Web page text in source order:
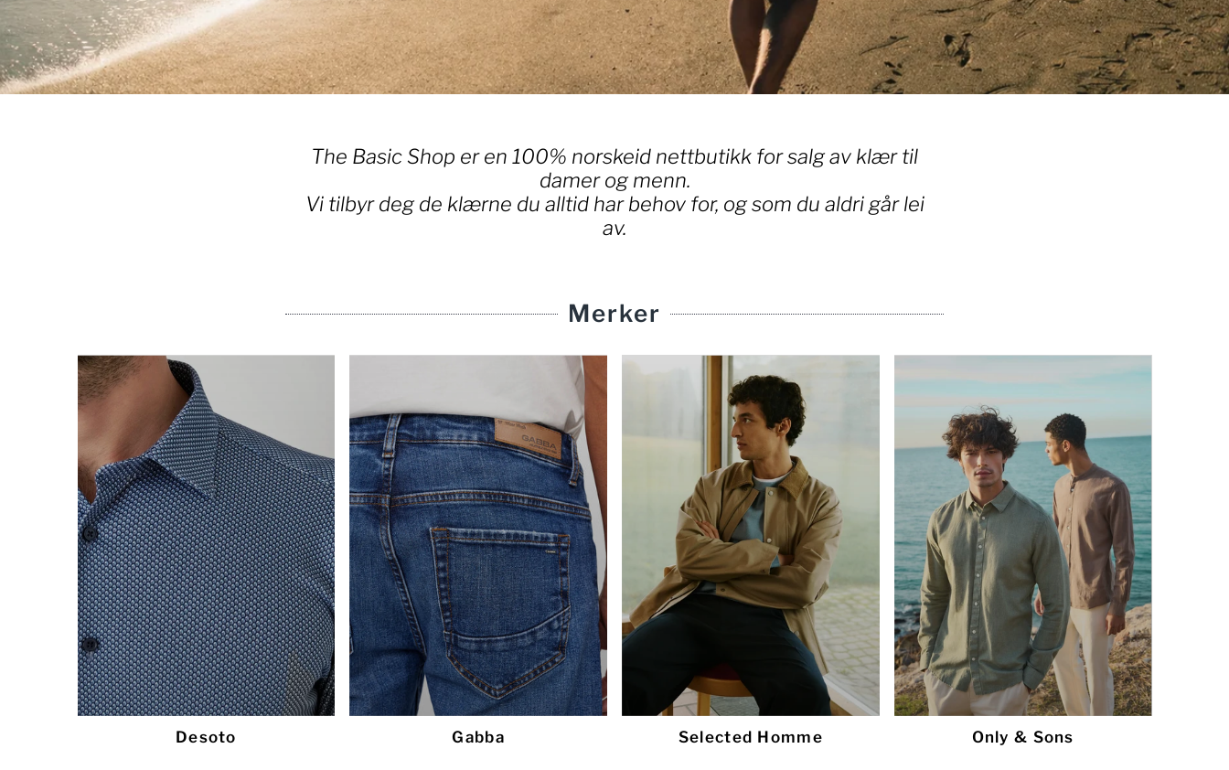
The Basic Shop er en 100% norskeid nettbutikk for salg av klær til
damer og menn.
Vi tilbyr deg de klærne du alltid har behov for, og som du aldri går lei
av.
Merker
Desoto Gabba Selected Homme Only & Sons